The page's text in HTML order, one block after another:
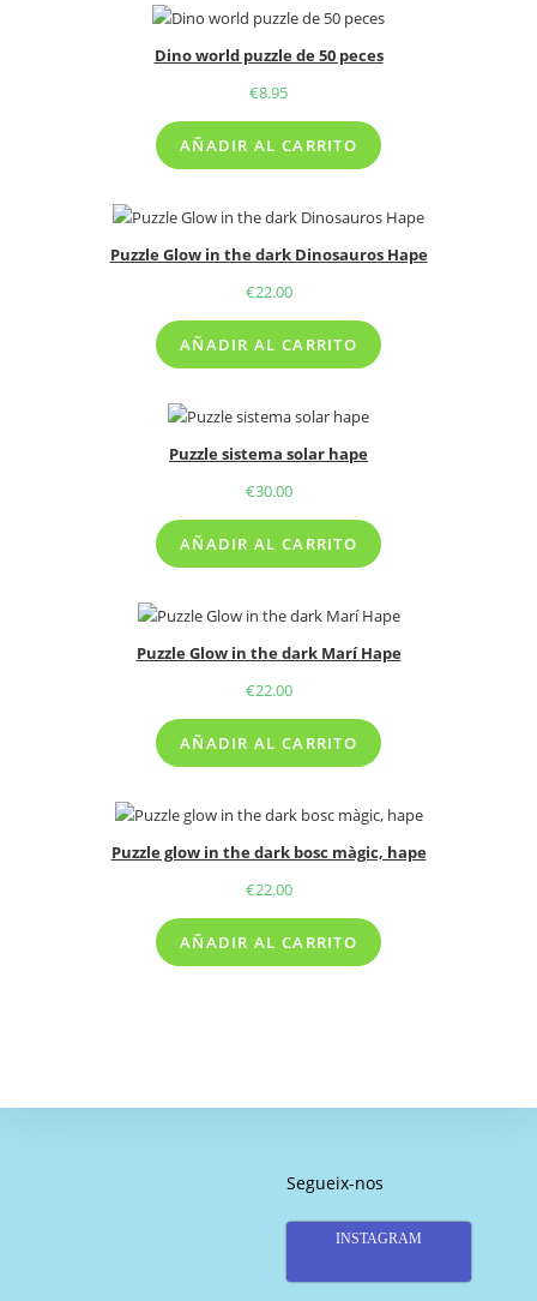
Dino world puzzle de 50 peces
€8.95
AÑADIR AL CARRITO
Puzzle Glow in the dark Dinosauros Hape
€22.00
AÑADIR AL CARRITO
Puzzle sistema solar hape
€30.00
AÑADIR AL CARRITO
Puzzle Glow in the dark Marí Hape
€22.00
AÑADIR AL CARRITO
Puzzle glow in the dark bosc màgic, hape
€22.00
AÑADIR AL CARRITO
Segueix-nos
INSTAGRAM